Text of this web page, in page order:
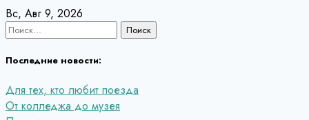
Перейти
к
Вс, Авг 9, 2026
Найти:
Последние новости:
Для тех, кто любит поезда
От колледжа до музея